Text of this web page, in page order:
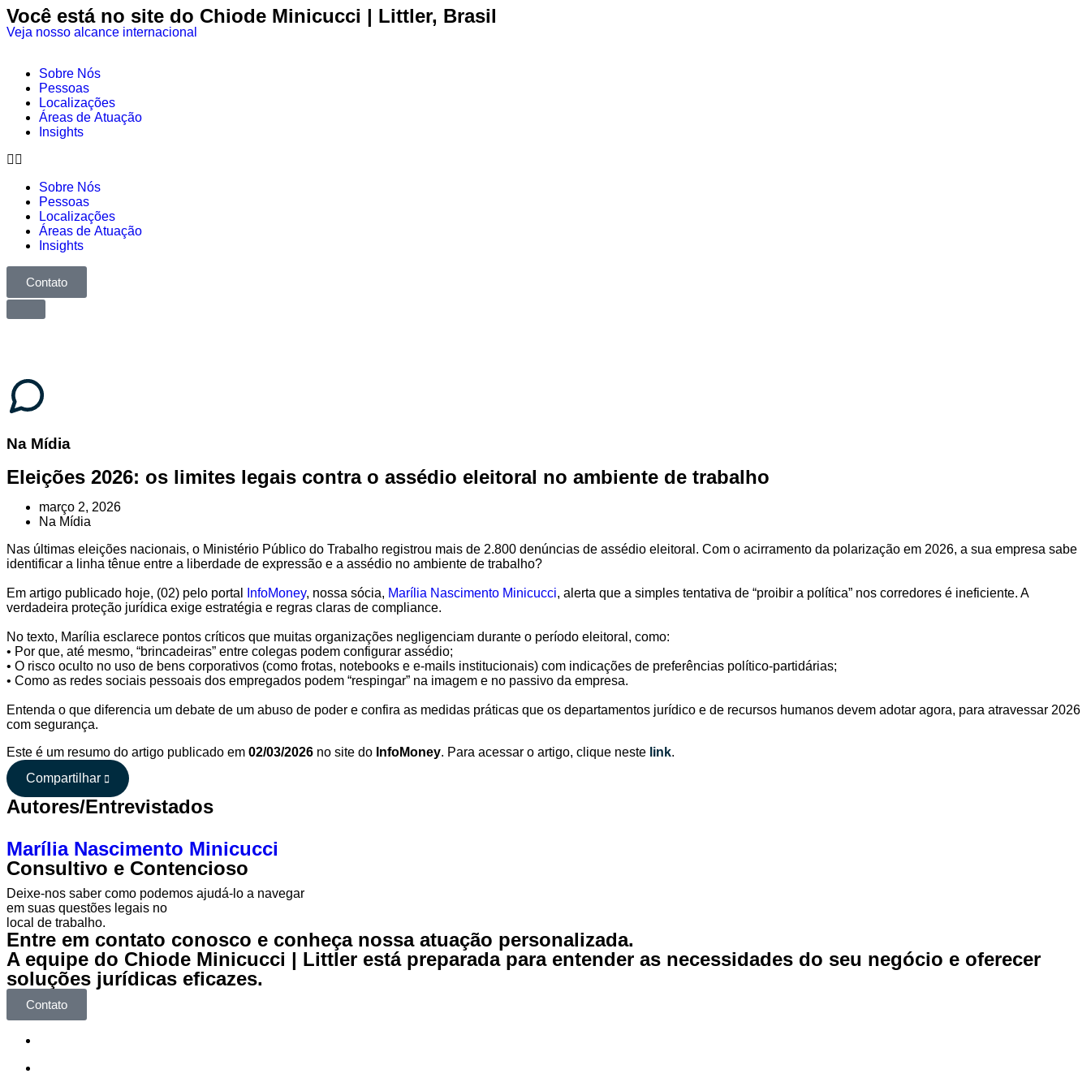
Você está no site do Chiode Minicucci | Littler, Brasil
Veja nosso alcance internacional
Sobre Nós
Pessoas
Localizações
Áreas de Atuação
Insights
Sobre Nós
Pessoas
Localizações
Áreas de Atuação
Insights
Contato
Na Mídia
Eleições 2026: os limites legais contra o assédio eleitoral no ambiente de trabalho
março 2, 2026
Na Mídia
Nas últimas eleições nacionais, o Ministério Público do Trabalho registrou mais de 2.800 denúncias de assédio eleitoral. Com o acirramento da polarização em 2026, a sua empresa sabe
identificar a linha tênue entre a liberdade de expressão e a assédio no ambiente de trabalho?
Em artigo publicado hoje, (02) pelo portal InfoMoney, nossa sócia, Marília Nascimento Minicucci, alerta que a simples tentativa de “proibir a política” nos corredores é ineficiente. A
verdadeira proteção jurídica exige estratégia e regras claras de compliance.
No texto, Marília esclarece pontos críticos que muitas organizações negligenciam durante o período eleitoral, como:
• Por que, até mesmo, “brincadeiras” entre colegas podem configurar assédio;
• O risco oculto no uso de bens corporativos (como frotas, notebooks e e-mails institucionais) com indicações de preferências político-partidárias;
• Como as redes sociais pessoais dos empregados podem “respingar” na imagem e no passivo da empresa.
Entenda o que diferencia um debate de um abuso de poder e confira as medidas práticas que os departamentos jurídico e de recursos humanos devem adotar agora, para atravessar 2026
com segurança.
Este é um resumo do artigo publicado em 02/03/2026 no site do InfoMoney. Para acessar o artigo, clique neste link.
Compartilhar
Autores/Entrevistados
Marília Nascimento Minicucci
Consultivo e Contencioso
Deixe-nos saber como podemos ajudá-lo a navegar
em suas questões legais no
local de trabalho.
Entre em contato conosco e conheça nossa atuação personalizada.
A equipe do Chiode Minicucci | Littler está preparada para entender as necessidades do seu negócio e oferecer
soluções jurídicas eficazes.
Contato